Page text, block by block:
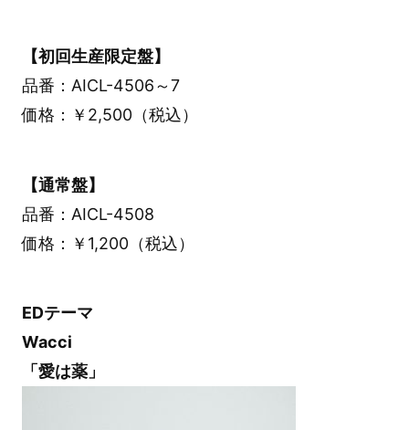
【初回生産限定盤】
品番：AICL-4506～7
価格：￥2,500（税込）
【通常盤】
品番：AICL-4508
価格：￥1,200（税込）
EDテーマ
Wacci
「愛は薬」